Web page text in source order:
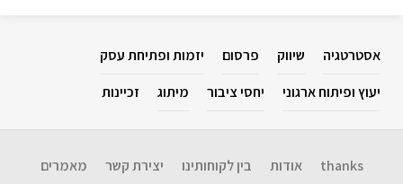
אסטרטגיה שיווק פרסום
יזמות ופתיחת עסק
יעוץ ופיתוח ארגוני
יחסי ציבור מיתוג זכיינות
thanks אודות בין לקוחותינו יצירת קשר מאמרים